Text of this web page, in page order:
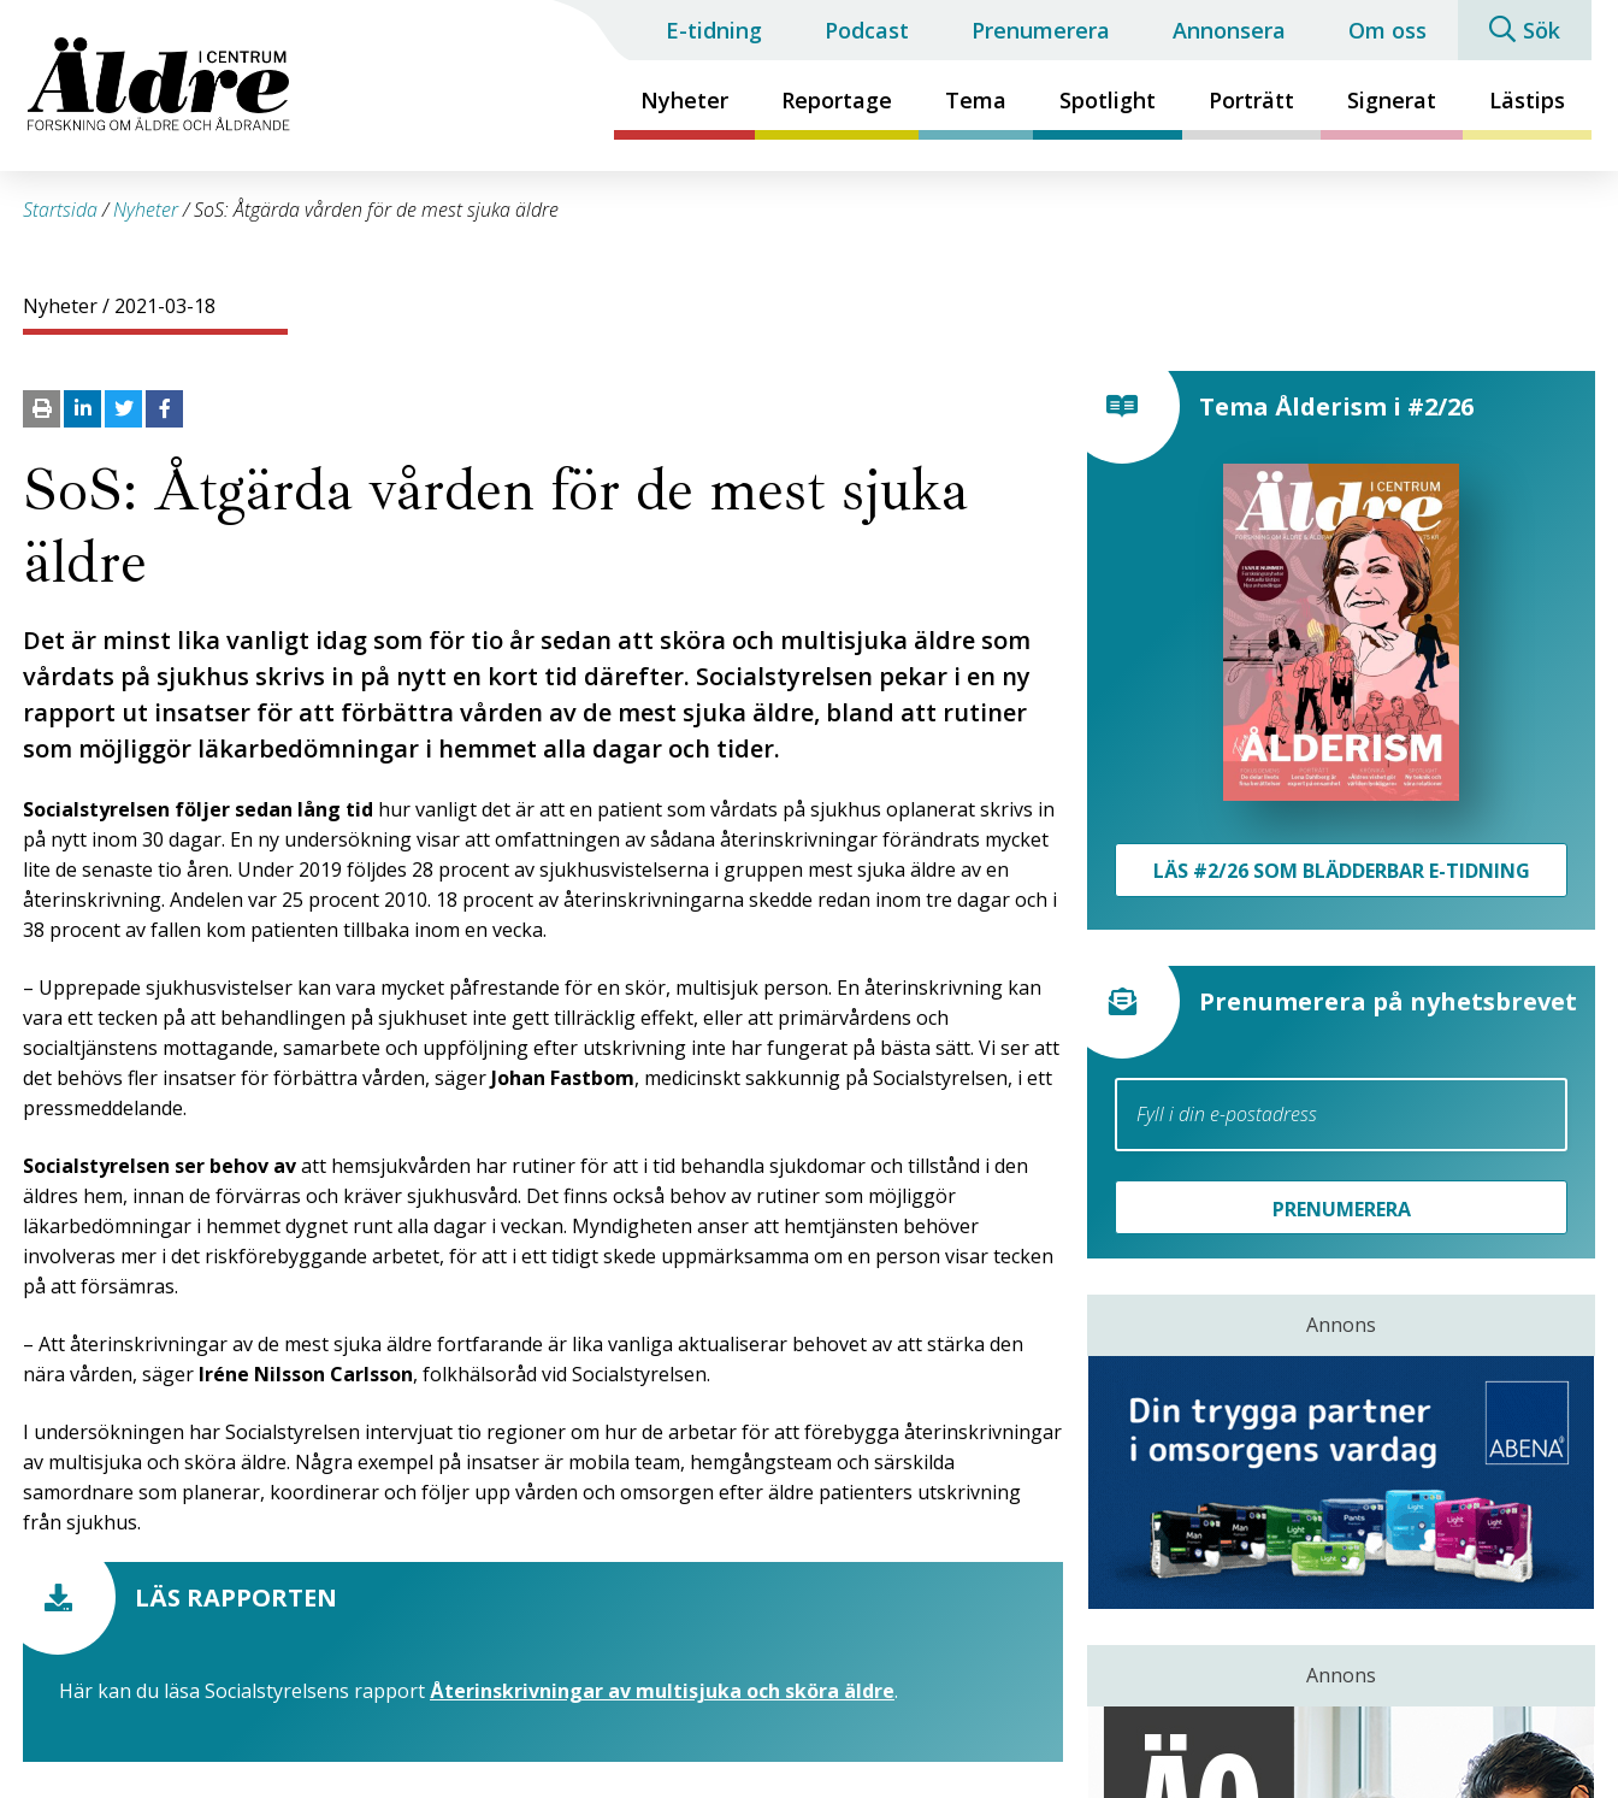
Nyheter Reportage Tema Spotlight Porträtt Signerat Lästips
E-tidning Podcast Prenumerera Annonsera Om oss Sök
Startsida/Nyheter/SoS: Åtgärda vården för de mest sjuka äldre
Nyheter/ 2021-03-18
SoS: Åtgärda vården för de mest sjuka
äldre
Det är minst lika vanligt idag som för tio år sedan att sköra och multisjuka äldre som
vårdats på sjukhus skrivs in på nytt en kort tid därefter. Socialstyrelsen pekar i en ny
rapport ut insatser för att förbättra vården av de mest sjuka äldre, bland att rutiner
som möjliggör läkarbedömningar i hemmet alla dagar och tider.
Socialstyrelsen följer sedan lång tid hur vanligt det är att en patient som vårdats på sjukhus oplanerat skrivs in
på nytt inom 30 dagar. En ny undersökning visar att omfattningen av sådana återinskrivningar förändrats mycket
lite de senaste tio åren. Under 2019 följdes 28 procent av sjukhusvistelserna i gruppen mest sjuka äldre av en
återinskrivning. Andelen var 25 procent 2010. 18 procent av återinskrivningarna skedde redan inom tre dagar och i
38 procent av fallen kom patienten tillbaka inom en vecka.
– Upprepade sjukhusvistelser kan vara mycket påfrestande för en skör, multisjuk person. En återinskrivning kan
vara ett tecken på att behandlingen på sjukhuset inte gett tillräcklig effekt, eller att primärvårdens och
socialtjänstens mottagande, samarbete och uppföljning efter utskrivning inte har fungerat på bästa sätt. Vi ser att
det behövs fler insatser för förbättra vården, säger Johan Fastbom, medicinskt sakkunnig på Socialstyrelsen, i ett
pressmeddelande.
Socialstyrelsen ser behov avatt hemsjukvården har rutiner för att i tid behandla sjukdomar och tillstånd i den
äldres hem, innan de förvärras och kräver sjukhusvård. Det finns också behov av rutiner som möjliggör
läkarbedömningar i hemmet dygnet runt alla dagar i veckan. Myndigheten anser att hemtjänsten behöver
involveras mer i det riskförebyggande arbetet, för att i ett tidigt skede uppmärksamma om en person visar tecken
på att försämras.
– Att återinskrivningar av de mest sjuka äldre fortfarande är lika vanliga aktualiserar behovet av att stärka den
nära vården, säger Iréne Nilsson Carlsson, folkhälsoråd vid Socialstyrelsen.
I undersökningen har Socialstyrelsen intervjuat tio regioner om hur de arbetar för att förebygga återinskrivningar
av multisjuka och sköra äldre. Några exempel på insatser är mobila team, hemgångsteam och särskilda
samordnare som planerar, koordinerar och följer upp vården och omsorgen efter äldre patienters utskrivning
från sjukhus.
LÄS RAPPORTEN
Här kan du läsa Socialstyrelsens rapportÅterinskrivningar av multisjuka och sköra äldre.
Tema Ålderism i #2/26
LÄS #2/26 SOM BLÄDDERBAR E-TIDNING
Prenumerera på nyhetsbrevet
PRENUMERERA
Annons
Annons